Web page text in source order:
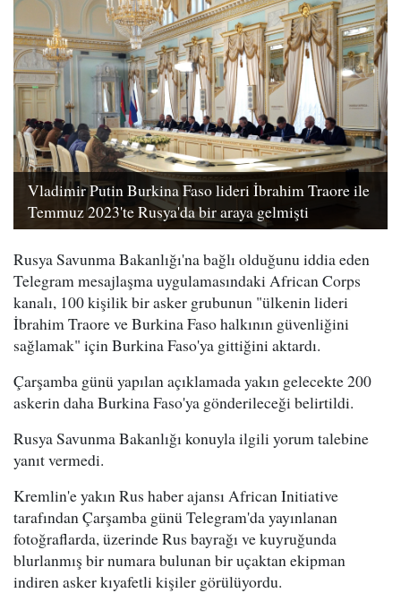
Vladimir Putin Burkina Faso lideri İbrahim Traore ile
Temmuz 2023'te Rusya'da bir araya gelmişti
Rusya Savunma Bakanlığı'na bağlı olduğunu iddia eden
Telegram mesajlaşma uygulamasındaki African Corps
kanalı, 100 kişilik bir asker grubunun "ülkenin lideri
İbrahim Traore ve Burkina Faso halkının güvenliğini
sağlamak" için Burkina Faso'ya gittiğini aktardı.
Çarşamba günü yapılan açıklamada yakın gelecekte 200
askerin daha Burkina Faso'ya gönderileceği belirtildi.
Rusya Savunma Bakanlığı konuyla ilgili yorum talebine
yanıt vermedi.
Kremlin'e yakın Rus haber ajansı African Initiative
tarafından Çarşamba günü Telegram'da yayınlanan
fotoğraflarda, üzerinde Rus bayrağı ve kuyruğunda
blurlanmış bir numara bulunan bir uçaktan ekipman
indiren asker kıyafetli kişiler görülüyordu.